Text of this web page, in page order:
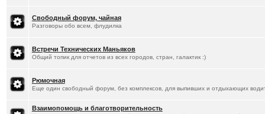
Свободный форум, чайная
Разговоры обо всем, флудилка
Встречи Технических Маньяков
Общий топик для отчетов из всех городов, стран, галактик :)
Рюмочная
Еще один свободный форум, без комплексов, для выпивших и отдыхающих
Взаимопомощь и благотворительность